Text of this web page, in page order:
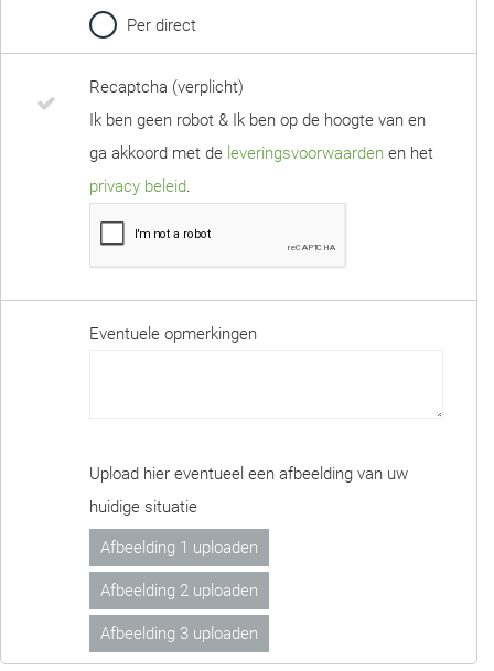
Per direct
Recaptcha (verplicht)
Ik ben geen robot & Ik ben op de hoogte van en
ga akkoord met de leveringsvoorwaarden en het
privacy beleid.
Eventuele opmerkingen
Upload hier eventueel een afbeelding van uw
huidige situatie
Afbeelding 1 uploaden
Afbeelding 2 uploaden
Afbeelding 3 uploaden